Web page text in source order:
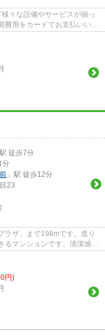
々な設備やサービスが揃っ
用をカードでお支払いいた
駅 徒歩7分
分
」駅 徒歩12分
23
ラザ」まで198mです。造り
マンションです。清潔感の
円)